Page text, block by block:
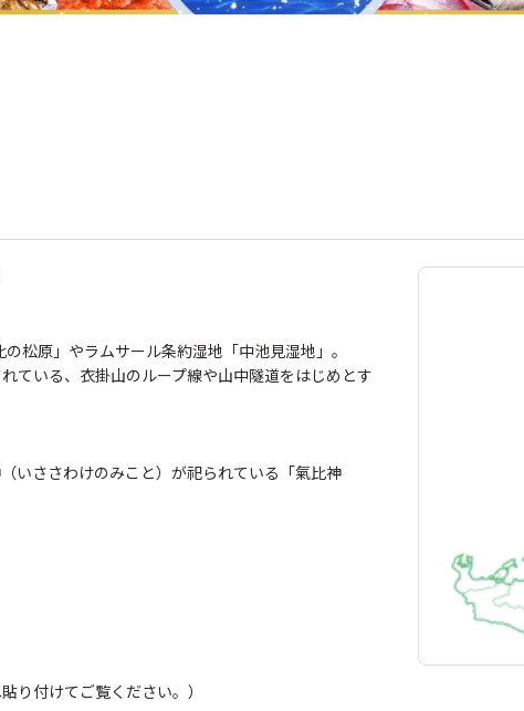
松原」やラムサール条約湿地「中池見湿地」。
ている、衣掛山のループ線や山中隧道をはじめとす
いささわけのみこと）が祀られている「氣比神
り付けてご覧ください。）